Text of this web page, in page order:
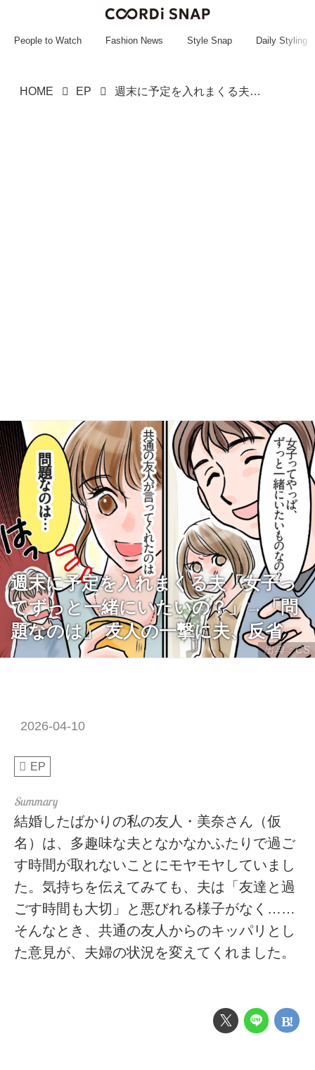
~~~~~~~~~~~
People to Watch Fashion News Style Snap Daily Styling
HOME EP 週末に予定を入れまくる夫「女子ってずっと一緒にいたいの？」→「問題なのは」 友人の一撃に夫、反省
出典：CS
週末に予定を入れまくる夫「女子っ
てずっと一緒にいたいの？」→「問
題なのは」 友人の一撃に夫、反省
2026-04-10
EP
結婚したばかりの私の友人・美奈さん（仮
名）は、多趣味な夫となかなかふたりで過ご
す時間が取れないことにモヤモヤしていまし
た。気持ちを伝えてみても、夫は「友達と過
ごす時間も大切」と悪びれる様子がなく……
そんなとき、共通の友人からのキッパリとし
た意見が、夫婦の状況を変えてくれました。